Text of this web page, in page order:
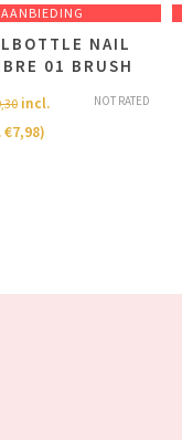
AANBIEDING
NAIL
01 BRUSH
NOT RATED
incl.
€7,98)